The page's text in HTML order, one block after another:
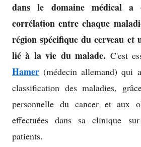
dans le domaine médical a
corrélation entre chaque
région spécifique du cerveau et
lié à la vie du malade. C'est
Hamer (médecin allemand) qui
classification des maladies,
personnelle du cancer et aux
effectuées dans sa clinique
patients.